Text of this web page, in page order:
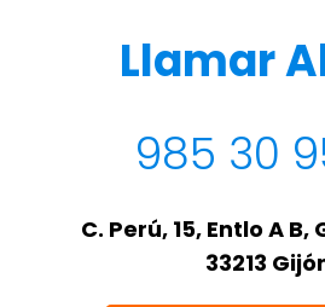
Llamar
985 30
C. Perú, 15, Entlo A
33213